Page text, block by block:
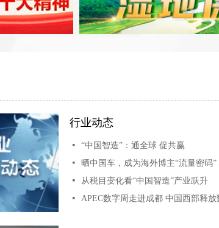
行业动态
넷
“中国智造”：通全球 促共赢
넷
晒中国车，成为海外博主“流量密码”
넷
从税目变化看“中国智造”产业跃升
넷